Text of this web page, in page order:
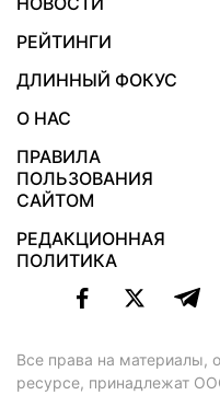
РЕЙТИНГИ
ДЛИННЫЙ ФОКУС
О НАС
ПРАВИЛА
ПОЛЬЗОВАНИЯ
САЙТОМ
РЕДАКЦИОННАЯ
ПОЛИТИКА
Все права на материалы,
ресурсе, принадлежат